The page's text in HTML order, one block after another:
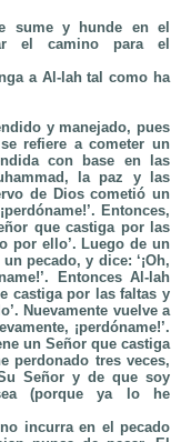
sume y hunde en el
el camino para el
a Al-lah tal como ha
y manejado, pues
refiere a cometer un
con base en las
la paz y las
de Dios cometió un
Entonces,
que castiga por las
por ello’. Luego de un
pecado, y dice: ‘¡Oh,
Entonces Al-lah
castiga por las faltas y
Nuevamente vuelve a
¡perdóname!’.
un Señor que castiga
perdonado tres veces,
Señor y de que soy
(porque ya lo he
incurra en el pecado